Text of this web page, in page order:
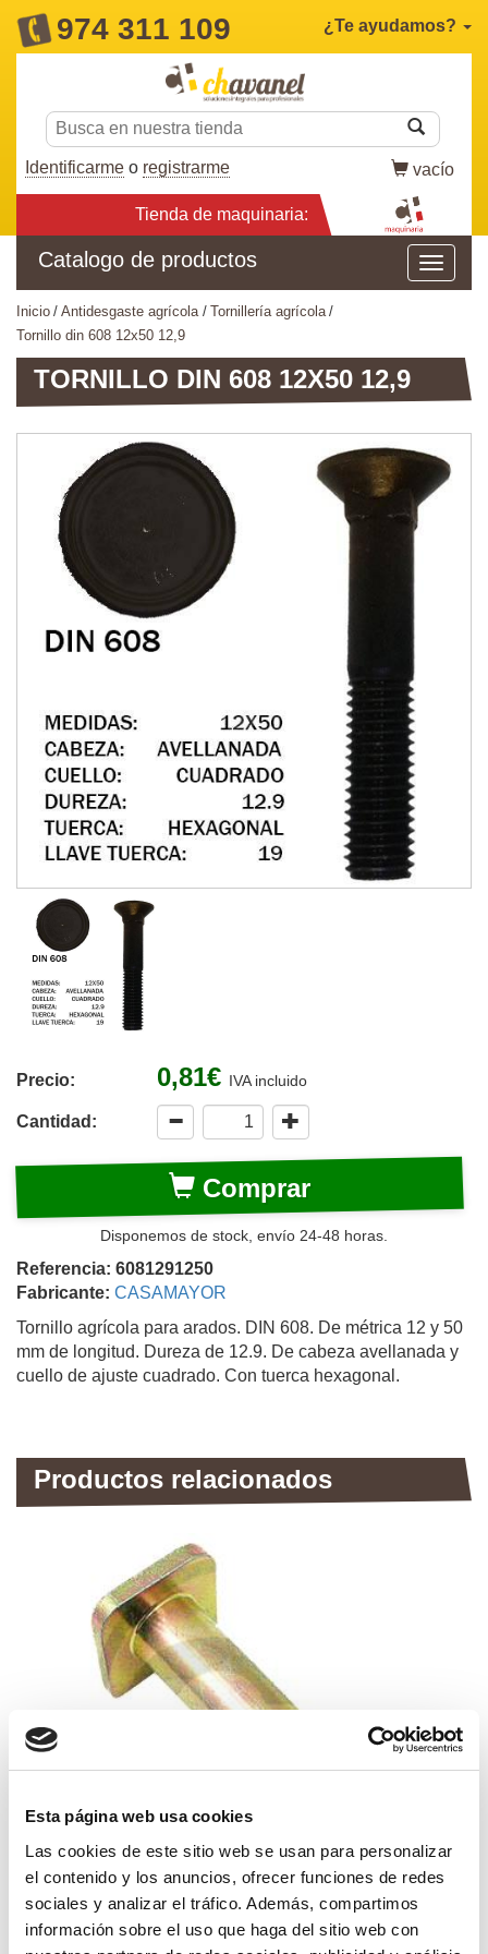
Esta página web usa cookies
Las cookies de este sitio web se usan para personalizar
el contenido y los anuncios, ofrecer funciones de redes
sociales y analizar el tráfico. Además, compartimos
información sobre el uso que haga del sitio web con
974 311 109 ¿Te ayudamos?
Identificarme o registrarme vacío
Tienda de maquinaria:
Catalogo de productos
inicio antidesgaste agrícola
tornillería agrícola
tornillo din 608 12x50 12,9
TORNILLO DIN 608 12X50 12,9
Precio: 0,81€ IVA incluido
Cantidad:
Comprar
Disponemos de stock, envío 24-48 horas.
Referencia: 6081291250
Fabricante: CASAMAYOR
Tornillo agrícola para arados. DIN 608. De métrica 12 y 50
mm de longitud. Dureza de 12.9. De cabeza avellanada y
cuello de ajuste cuadrado. Con tuerca hexagonal.
Productos relacionados
tornillo para martillo rm 46